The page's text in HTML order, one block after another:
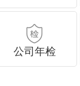
公司年检